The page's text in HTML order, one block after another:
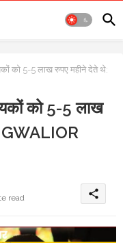
को 5-5 लाख रुपए महीने देते थे:
को 5-5 लाख
GWALIOR
read share